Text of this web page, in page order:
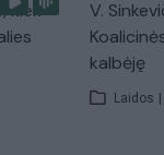
kiek
V.
kalbėję
Laidos |